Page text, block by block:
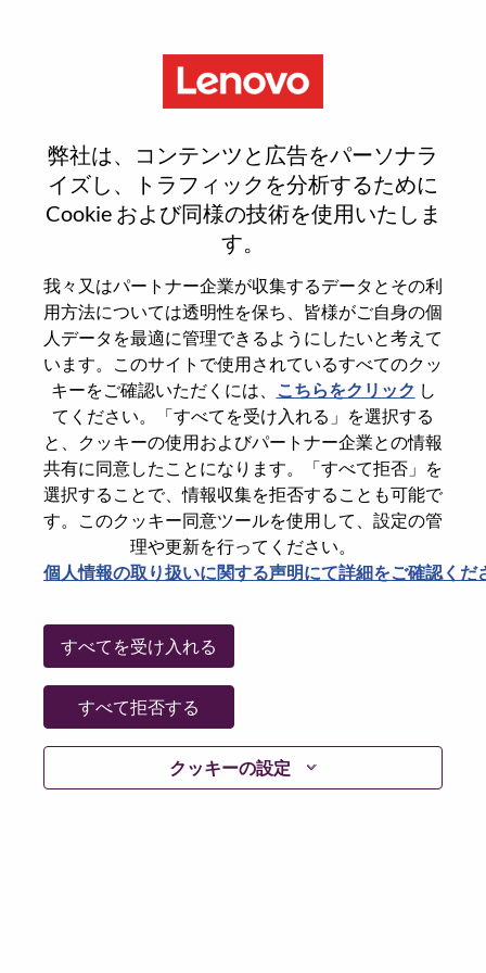
弊社は、コンテンツと広告をパーソナラ
イズし、トラフィックを分析するために
Cookie および同様の技術を使用いたしま
す。
我々又はパートナー企業が収集するデータとその利
用方法については透明性を保ち、皆様がご自身の個
人データを最適に管理できるようにしたいと考えて
います。このサイトで使用されているすべてのクッ
キーをご確認いただくには、
こちらをクリック し
てください。「すべてを受け入れる」を選択する
と、クッキーの使用およびパートナー企業との情報
共有に同意したことになります。「すべて拒否」を
選択することで、情報収集を拒否することも可能で
す。このクッキー同意ツールを使用して、設定の管
理や更新を行ってください。
個人情報の取り扱いに関する声明にて詳細をご確認くだ
クッキーの設定
すべてを受け入れる
すべて拒否する
Reset password
本当にパスワードをリセットします
Enter the email address associated with your
account, then click "Continue".
パスワードをリセットするためにリンクを
emailに送ります
パスワードをリセットください
E-mail*
Go Back
Lenovo.com